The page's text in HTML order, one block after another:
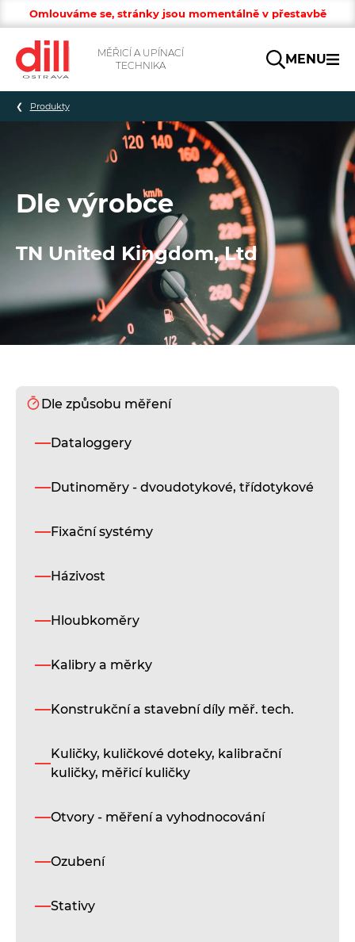
Omlouváme se, stránky jsou momentálně v přestavbě
MĚŘICÍ A UPÍNACÍ
TECHNIKA
Hledat
MENU
Produkty
Dle výrobce
TN United Kingdom, Ltd
Dle způsobu měření
Dataloggery
Dutinoměry - dvoudotykové, třídotykové
Fixační systémy
Házivost
Hloubkoměry
Kalibry a měrky
Konstrukční a stavební díly měř. tech.
Kuličky, kuličkové doteky, kalibrační
kuličky, měřicí kuličky
Otvory - měření a vyhodnocování
Ozubení
Stativy